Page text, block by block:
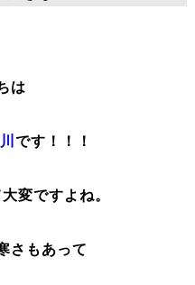
は
です！！！
変ですよね。
さもあって